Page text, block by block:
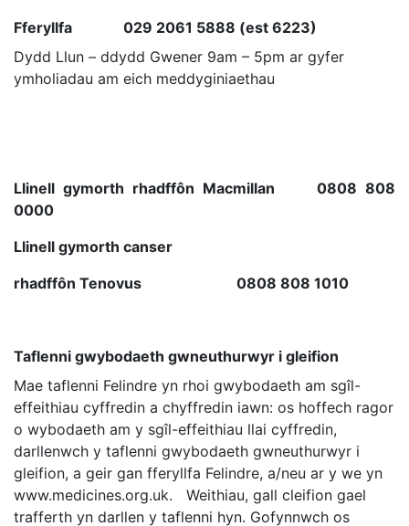
Fferyllfa 029 2061 5888 (est 6223)
Dydd Llun – ddydd Gwener 9am – 5pm ar gyfer
ymholiadau am eich meddyginiaethau
Llinell gymorth rhadffôn Macmillan 0808 808
0000
Llinell gymorth canser
rhadffôn Tenovus 0808 808 1010
Taflenni gwybodaeth gwneuthurwyr i gleifion
Mae taflenni Felindre yn rhoi gwybodaeth am sgîl-
effeithiau cyffredin a chyffredin iawn: os hoffech ragor
o wybodaeth am y sgîl-effeithiau llai cyffredin,
darllenwch y taflenni gwybodaeth gwneuthurwyr i
gleifion, a geir gan fferyllfa Felindre, a/neu ar y we yn
www.medicines.org.uk. Weithiau, gall cleifion gael
trafferth yn darllen y taflenni hyn. Gofynnwch os